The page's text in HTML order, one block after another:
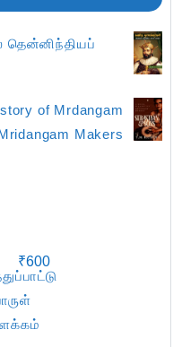
of Mrdangam
Makers
₹600